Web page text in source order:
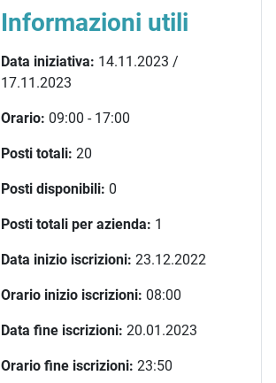
Informazioni utili
Data iniziativa: 14.11.2023 /
17.11.2023
Orario: 09:00 - 17:00
Posti totali: 20
Posti disponibili: 0
Posti totali per azienda: 1
Data inizio iscrizioni: 23.12.2022
Orario inizio iscrizioni: 08:00
Data fine iscrizioni: 20.01.2023
Orario fine iscrizioni: 23:50